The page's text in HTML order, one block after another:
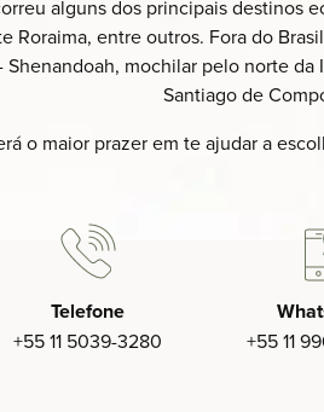
alguns dos principais destinos
Roraima, entre outros. Fora do
Shenandoah, mochilar pelo norte
Santiago de
o maior prazer em te ajudar a
Telefone
+55 11 5039-3280‬ +55 11